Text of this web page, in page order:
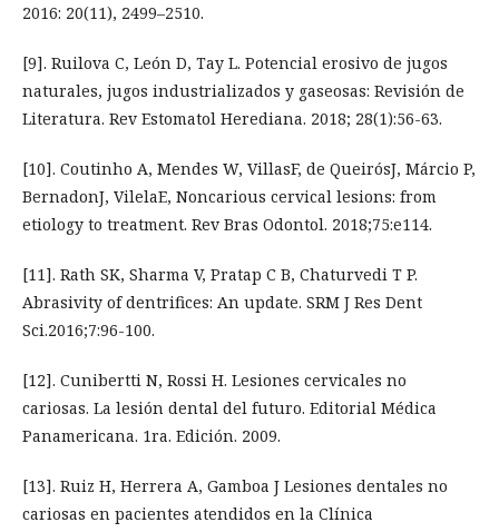
2016: 20(11), 2499–2510.
[9]. Ruilova C, León D, Tay L. Potencial erosivo de jugos
naturales, jugos industrializados y gaseosas: Revisión de
Literatura. Rev Estomatol Herediana. 2018; 28(1):56-63.
[10]. Coutinho A, Mendes W, VillasF, de QueirósJ, Márcio P,
BernadonJ, VilelaE, Noncarious cervical lesions: from
etiology to treatment. Rev Bras Odontol. 2018;75:e114.
[11]. Rath SK, Sharma V, Pratap C B, Chaturvedi T P.
Abrasivity of dentrifices: An update. SRM J Res Dent
Sci.2016;7:96-100.
[12]. Cunibertti N, Rossi H. Lesiones cervicales no
cariosas. La lesión dental del futuro. Editorial Médica
Panamericana. 1ra. Edición. 2009.
[13]. Ruiz H, Herrera A, Gamboa J Lesiones dentales no
cariosas en pacientes atendidos en la Clínica